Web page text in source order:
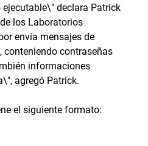
declara Patrick
los Laboratorios
envía mensajes de
conteniendo contraseñas
informaciones
agregó Patrick.
el siguiente formato: